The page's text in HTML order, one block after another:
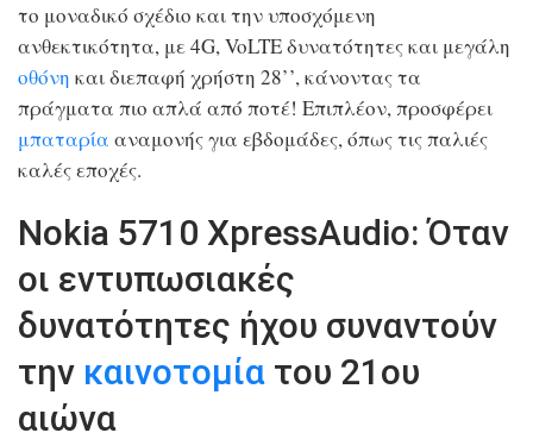
το μοναδικό σχέδιο και την υποσχόμενη
ανθεκτικότητα, με 4G, VoLTE δυνατότητες και μεγάλη
οθόνη και διεπαφή χρήστη 28’’, κάνοντας τα
πράγματα πιο απλά από ποτέ! Επιπλέον, προσφέρει
μπαταρία αναμονής για εβδομάδες, όπως τις παλιές
καλές εποχές.
Nokia 5710 XpressAudio: Όταν
οι εντυπωσιακές
δυνατότητες ήχου συναντούν
την καινοτομία του 21ου
αιώνα